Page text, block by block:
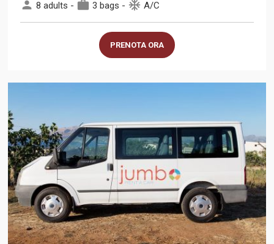
person 8 adults - work 3 bags - ac_unit A/C
PRENOTA ORA